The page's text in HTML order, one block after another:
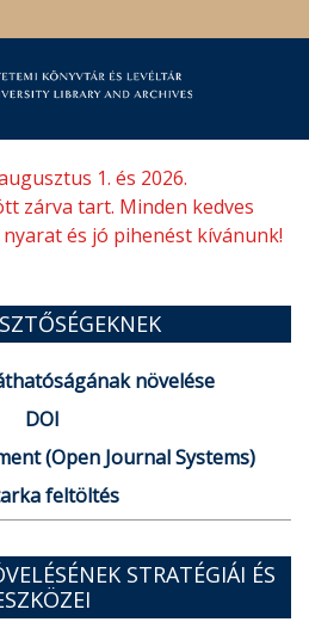
1. és 2026.
zárva tart. Minden kedves
és jó pihenést kívánunk!
növelése
DOI
(Open Journal Systems)
feltöltés
STRATÉGIÁI ÉS